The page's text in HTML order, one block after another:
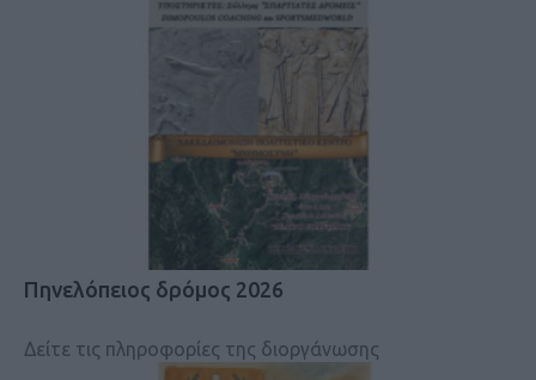
Πηνελόπειος δρόμος 2026
Δείτε τις πληροφορίες της διοργάνωσης